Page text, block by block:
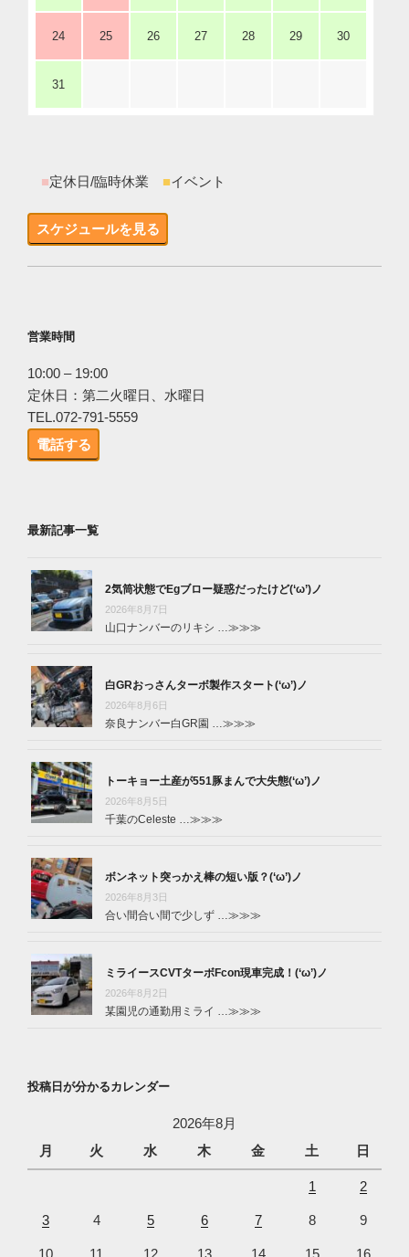
24 25 26 27 28 29 30
31
■定休日/臨時休業 ■イベント
スケジュールを見る
営業時間
10:00 – 19:00
定休日：第二火曜日、水曜日
TEL.072-791-5559
電話する
最新記事一覧
2気筒状態でEgブロー疑惑だったけど(‘ω’)ノ
2026年8月7日
山口ナンバーのリキシ …≫≫≫
白GRおっさんターボ製作スタート(‘ω’)ノ
2026年8月6日
奈良ナンバー白GR園 …≫≫≫
トーキョー土産が551豚まんで大失態(‘ω’)ノ
2026年8月5日
千葉のCeleste …≫≫≫
ボンネット突っかえ棒の短い版？(‘ω’)ノ
2026年8月3日
合い間合い間で少しず …≫≫≫
ミライースCVTターボFcon現車完成！(‘ω’)ノ
2026年8月2日
某園児の通勤用ミライ …≫≫≫
投稿日が分かるカレンダー
2026年8月
月
火 水 木 金 土 日
1 2
3 4 5 6 7 8 9